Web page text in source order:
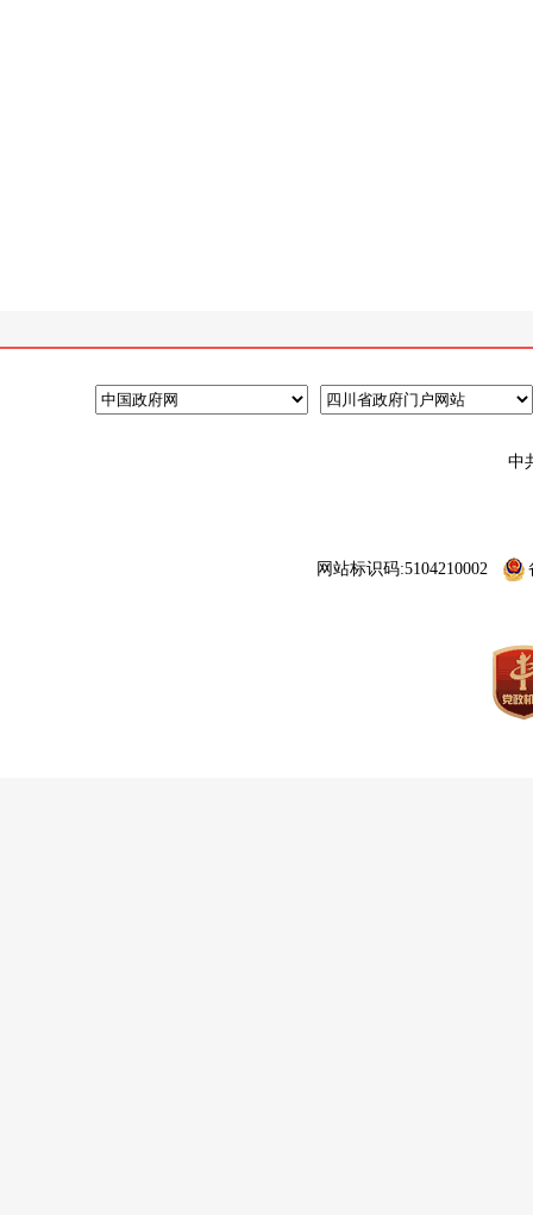
中
网站标识码:5104210002